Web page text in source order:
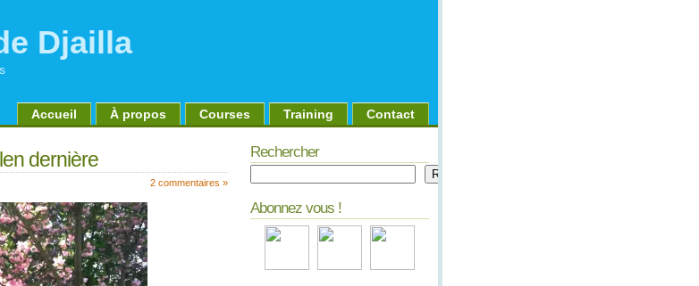
Djailla
Accueil À propos Courses Training Contact
dernière
2 commentaires »
Rechercher
Rechercher
Abonnez vous !